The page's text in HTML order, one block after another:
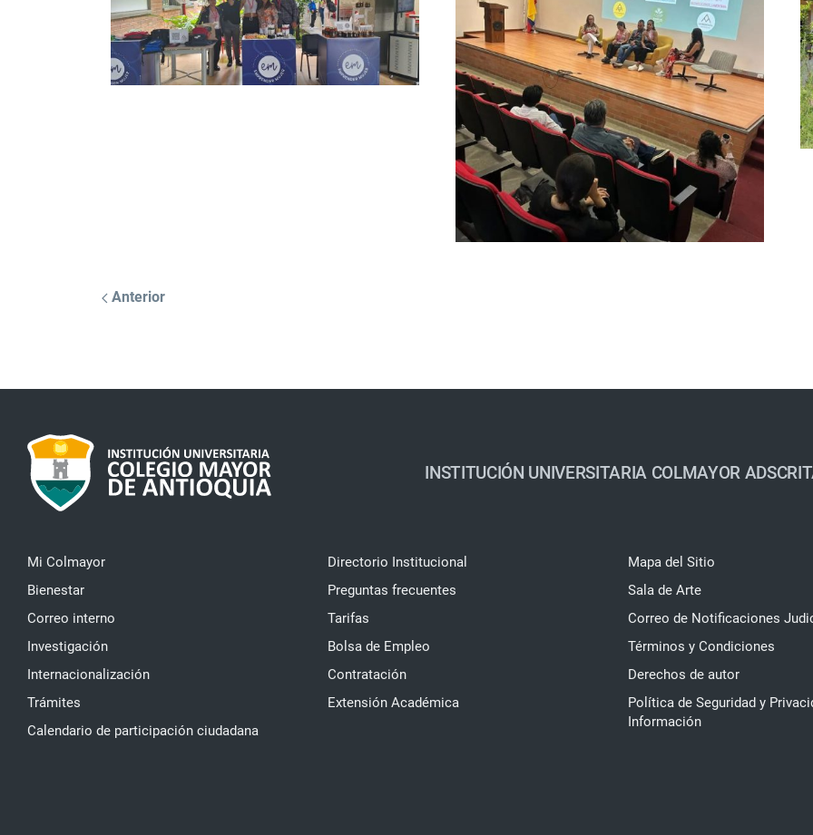
Anterior
INSTITUCIÓN UNIVERSITARIA COLMAYOR
Mi Colmayor
Bienestar
Correo interno
Investigación
Internacionalización
Trámites
Calendario de participación ciudadana
Directorio Institucional
Preguntas frecuentes
Tarifas
Bolsa de Empleo
Contratación
Extensión Académica
Mapa del Sitio
Sala de Arte
Correo de Notificaciones
Términos y Condiciones
Derechos de autor
Política de Seguridad y
Información